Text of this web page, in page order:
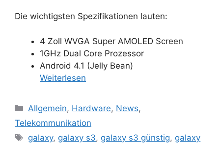
Die wichtigsten Spezifikationen lauten:
4 Zoll WVGA Super AMOLED Screen
1GHz Dual Core Prozessor
Android 4.1 (Jelly Bean)
Weiterlesen
Kategorien
Allgemein, Hardware, News,
Telekommunikation
Schlagwörter
galaxy, galaxy s3, galaxy s3 günstig, galaxy